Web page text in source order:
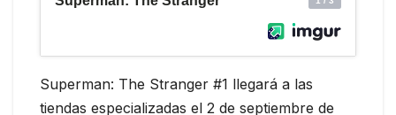
Superman: The Stranger #1 llegará a las
tiendas especializadas el 2 de septiembre de